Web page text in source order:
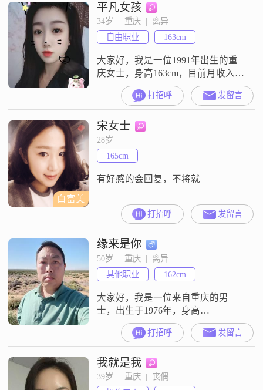
腻敏感，这使得我能够很好地理解
他人的感受和需求##3002##我热爱
生活，总是以开朗爱笑的态度面对
每一天，乐观积极地看待生活中的
各种挑
平凡女孩
34岁  |  重庆  |  离异
自由职业
163cm
大家好，我是一位1991年出生的重
庆女士，身高163cm，目前月收入在
3001到5000元之间，拥有大专学历
##3002##在生活中，我一直保持着
乐观积极的态度，对待事物总是以
善解人意的心态去理解##3002##我
认为自己是一个独立自信的女性，
能够处理好自己的生活和工作，同
时也非常注重与他人的和谐相处
##3002##我
打招呼 发留言
白富美
宋女士
28岁
165cm
有好感的会回复，不将就
打招呼 发留言
缘来是你
50岁  |  重庆  |  离异
其他职业
162cm
大家好，我是一位来自重庆的男
士，出生于1976年，身高
162cm##3002##我的月收入在5001到
8000元之间，学历是高中及以下
##3002##我性格乐观积极，总是相
信生活充满了希望和机会##3002##
在与人交往中，我真诚可靠，从不
玩虚的，我觉得对待朋友和家人就
打招呼 发留言
我就是我
39岁  |  重庆  |  丧偶